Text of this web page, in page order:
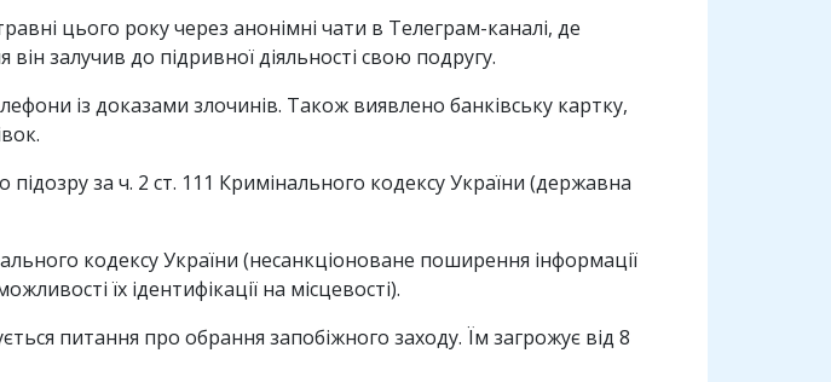
цього року через анонімні чати в Телеграм-каналі, де
залучив до підривної діяльності свою подругу.
із доказами злочинів. Також виявлено банківську картку,
за ч. 2 ст. 111 Кримінального кодексу України (державна
кодексу України (несанкціоноване поширення інформації
їх ідентифікації на місцевості).
питання про обрання запобіжного заходу. Їм загрожує від 8